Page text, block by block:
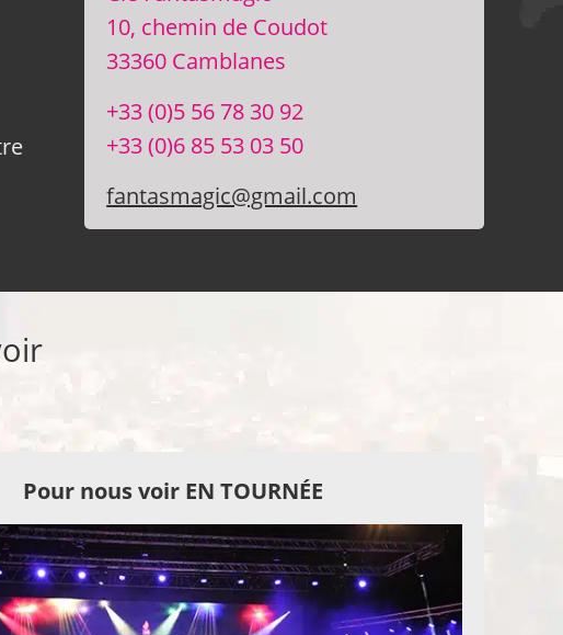
10, chemin de Coudot
33360 Camblanes
+33 (0)5 56 78 30 92
+33 (0)6 85 53 03 50
fantasmagic@gmail.com
Pour nous voir EN TOURNÉE